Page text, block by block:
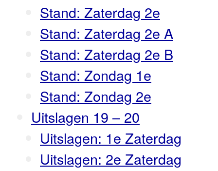
Stand: Zaterdag 2e
Stand: Zaterdag 2e A
Stand: Zaterdag 2e B
Stand: Zondag 1e
Stand: Zondag 2e
Uitslagen 19 – 20
Uitslagen: 1e Zaterdag
Uitslagen: 2e Zaterdag